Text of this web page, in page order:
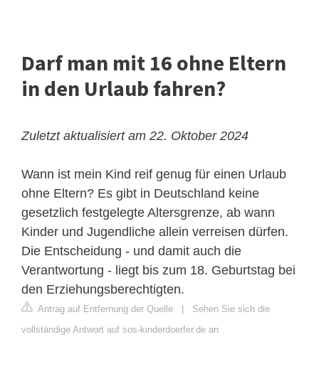
Darf man mit 16 ohne Eltern
in den Urlaub fahren?
Zuletzt aktualisiert am 22. Oktober 2024
Wann ist mein Kind reif genug für einen Urlaub
ohne Eltern? Es gibt in Deutschland keine
gesetzlich festgelegte Altersgrenze, ab wann
Kinder und Jugendliche allein verreisen dürfen.
Die Entscheidung - und damit auch die
Verantwortung - liegt bis zum 18. Geburtstag bei
den Erziehungsberechtigten.
Antrag auf Entfernung der Quelle
Sehen Sie sich die
vollständige Antwort auf sos-kinderdoerfer.de an